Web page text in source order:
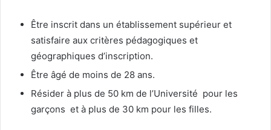
Être inscrit dans un établissement supérieur et
satisfaire aux critères pédagogiques et
géographiques d’inscription.
Être âgé de moins de 28 ans.
Résider à plus de 50 km de l’Université pour les
garçons et à plus de 30 km pour les filles.